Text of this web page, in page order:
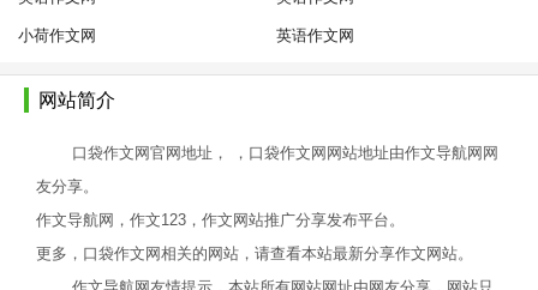
小荷作文网 英语作文网
网站简介
口袋作文网官网地址， ，口袋作文网网站地址由作文导航网网
友分享。
作文导航网，作文123，作文网站推广分享发布平台。
更多，口袋作文网相关的网站，请查看本站最新分享作文网站。